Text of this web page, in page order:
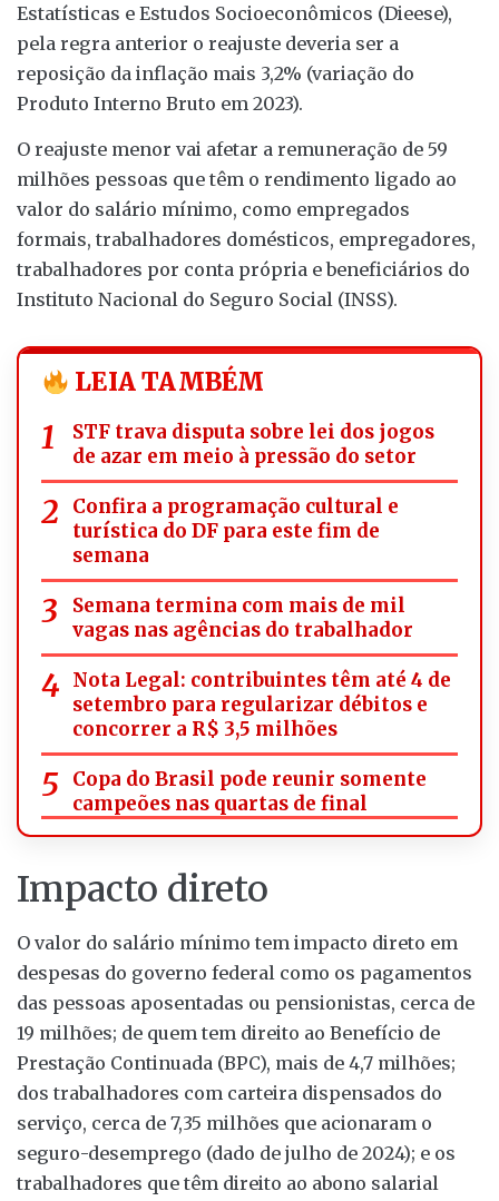
Estatísticas e Estudos Socioeconômicos (Dieese),
pela regra anterior o reajuste deveria ser a
reposição da inflação mais 3,2% (variação do
Produto Interno Bruto em 2023).
O reajuste menor vai afetar a remuneração de 59
milhões pessoas que têm o rendimento ligado ao
valor do salário mínimo, como empregados
formais, trabalhadores domésticos, empregadores,
trabalhadores por conta própria e beneficiários do
Instituto Nacional do Seguro Social (INSS).
LEIA TAMBÉM
STF trava disputa sobre lei dos jogos
de azar em meio à pressão do setor
Confira a programação cultural e
turística do DF para este fim de
semana
Semana termina com mais de mil
vagas nas agências do trabalhador
Nota Legal: contribuintes têm até 4 de
setembro para regularizar débitos e
concorrer a R$ 3,5 milhões
Copa do Brasil pode reunir somente
campeões nas quartas de final
Impacto direto
O valor do salário mínimo tem impacto direto em
despesas do governo federal como os pagamentos
das pessoas aposentadas ou pensionistas, cerca de
19 milhões; de quem tem direito ao Benefício de
Prestação Continuada (BPC), mais de 4,7 milhões;
dos trabalhadores com carteira dispensados do
serviço, cerca de 7,35 milhões que acionaram o
seguro-desemprego (dado de julho de 2024); e os
trabalhadores que têm direito ao abono salarial